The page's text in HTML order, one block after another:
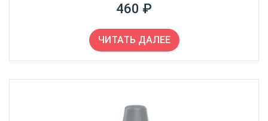
ц
е
к
а
0
и
460 ₽
ЧИТАТЬ ДАЛЕЕ